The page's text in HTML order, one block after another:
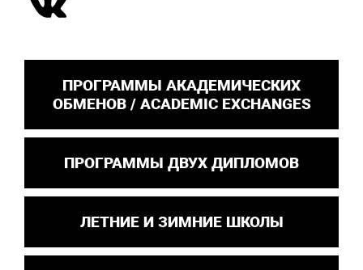
ПРОГРАММЫ АКАДЕМИЧЕСКИХ
ОБМЕНОВ / ACADEMIC EXCHANGES
ПРОГРАММЫ ДВУХ ДИПЛОМОВ
ЛЕТНИЕ И ЗИМНИЕ ШКОЛЫ